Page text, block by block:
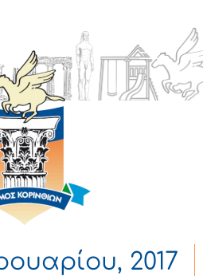
2017